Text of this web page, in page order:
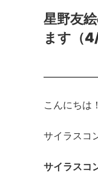
星野友
ます（
こんにちは！
サイラスコ
サイラスコ